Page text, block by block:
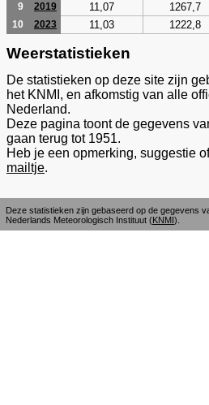
9 2019 11,07 1267,7
10 2023 11,03 1222,8
Weerstatistieken
De statistieken op deze site zijn
het KNMI, en afkomstig van alle
Nederland.
Deze pagina toont de gegevens
gaan terug tot 1951.
Heb je een opmerking, suggestie
mailtje.
Deze statistieken zijn gebaseerd op de gegevens
Nederlands Meteorologisch Instituut (KNMI).